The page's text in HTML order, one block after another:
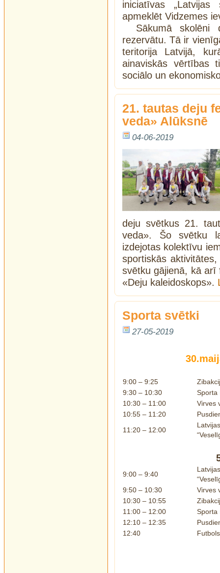
iniciatīvas
apmeklēt Vidzemes
Sākumā skolēni
rezervātu. Tā ir
teritorija Latvijā,
ainaviskās vērtības
sociālo un
21. tautas deju
veda» Alūksnē
04-06-2019
deju svētkus 21.
veda». Šo svētku
izdejotas kolektīvu
sportiskās
svētku gājienā, kā arī
«Deju kaleidoskops».
Sporta svētki
27-05-2019
9:00 – 9:25
9:30 – 10:30
Sporta
10:30 – 11:00
Virves
10:55 – 11:20
11:20 – 12:00
9:00 – 9:40
9:50 – 10:30
Virves
10:30 – 10:55
11:00 – 12:00
Sporta
12:10 – 12:35
12:40
Futbols